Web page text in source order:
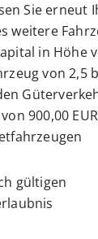
Sie erneut
weitere
in Höhe
von 2,5
900,00
gültigen